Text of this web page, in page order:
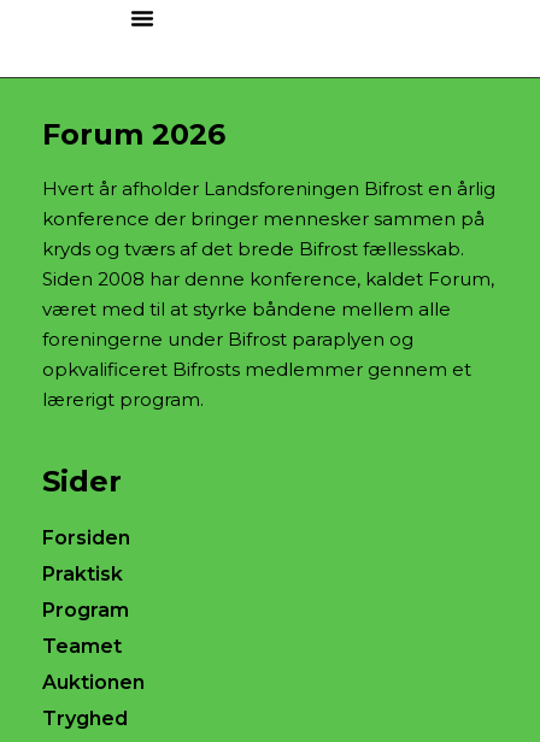
Forum 2026
Hvert år afholder Landsforeningen Bifrost en årlig
konference der bringer mennesker sammen på
kryds og tværs af det brede Bifrost fællesskab.
Siden 2008 har denne konference, kaldet Forum,
været med til at styrke båndene mellem alle
foreningerne under Bifrost paraplyen og
opkvalificeret Bifrosts medlemmer gennem et
lærerigt program.
Sider
Forsiden
Praktisk
Program
Teamet
Auktionen
Tryghed